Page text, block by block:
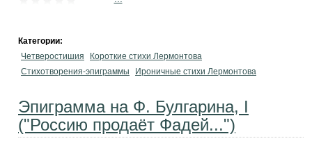
Категории:
Четверостишия
Короткие стихи Лермонтова
Стихотворения-эпиграммы
Ироничные стихи Лермонтова
Эпиграмма на Ф. Булгарина, I
("Россию продаёт Фадей...")